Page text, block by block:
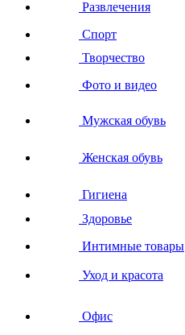
Развлечения
Спорт
Творчество
Фото и видео
Мужская обувь
Женская обувь
Гигиена
Здоровье
Интимные товары
Уход и красота
Офис